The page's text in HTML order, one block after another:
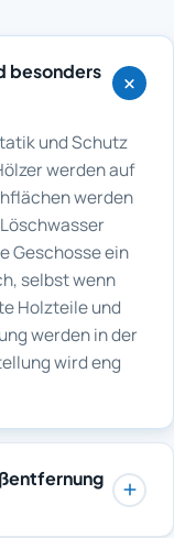
besonders
und Schutz
werden auf
werden
Geschosse ein
selbst wenn
Holzteile und
werden in der
wird eng